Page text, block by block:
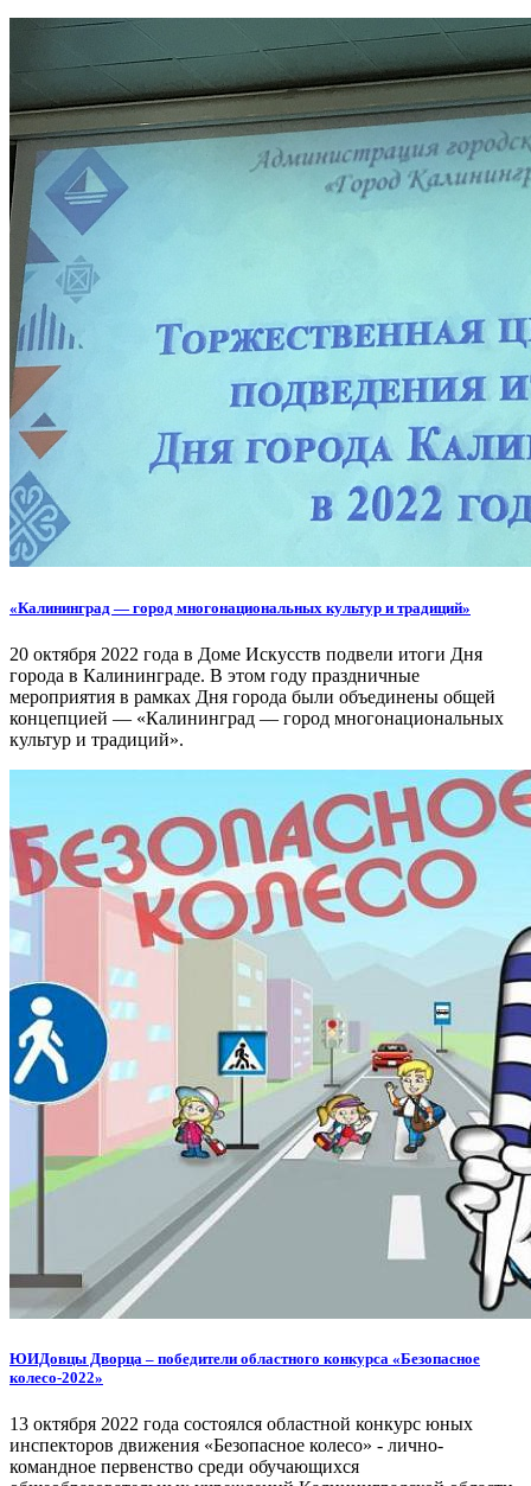
«Калининград — город многонациональных культур и традиций»
20 октября 2022 года в Доме Искусств подвели итоги Дня
города в Калининграде. В этом году праздничные
мероприятия в рамках Дня города были объединены общей
концепцией — «Калининград — город многонациональных
культур и традиций».
ЮИДовцы Дворца – победители областного конкурса «Безопасное
колесо-2022»
13 октября 2022 года состоялся областной конкурс юных
инспекторов движения «Безопасное колесо» - лично-
командное первенство среди обучающихся